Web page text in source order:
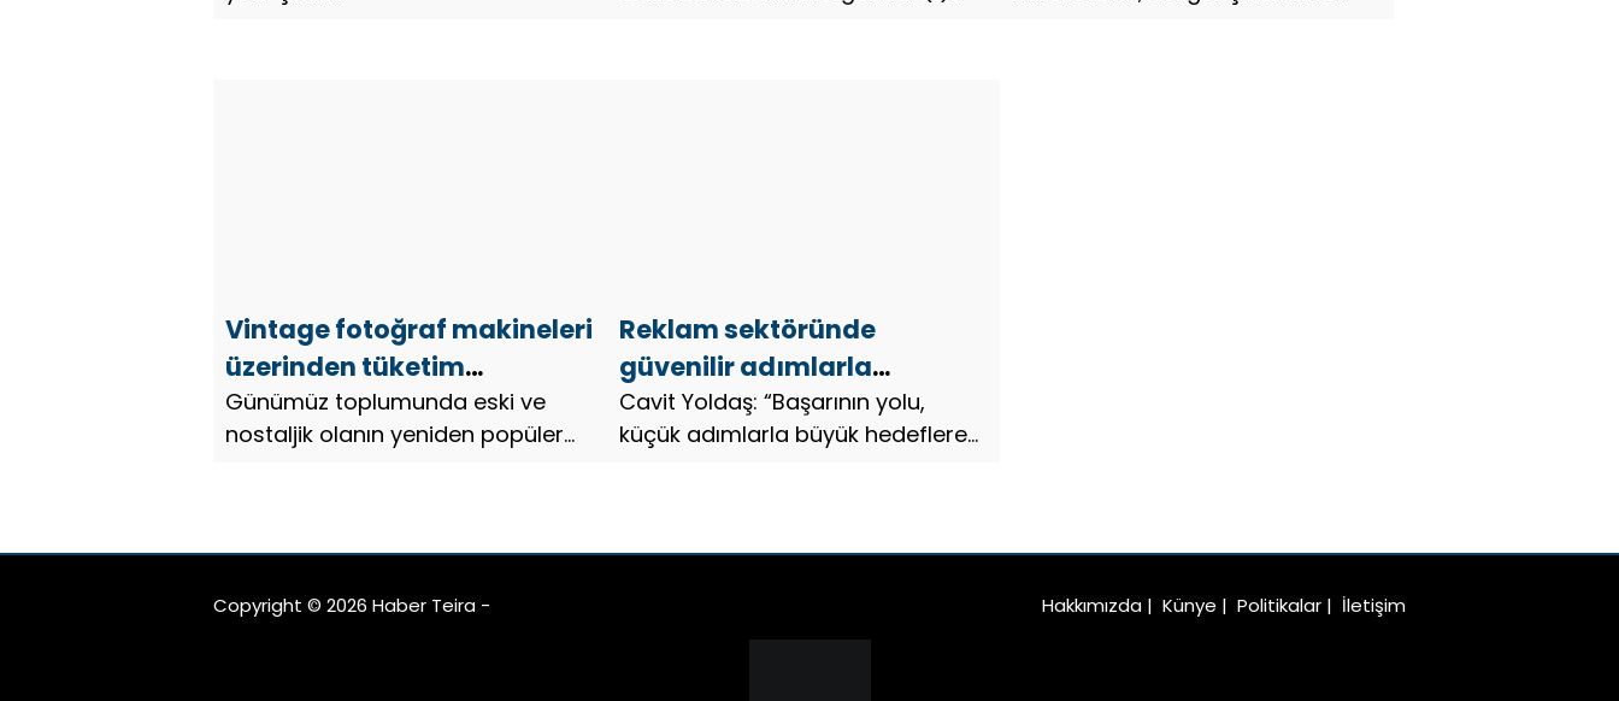
Vintage fotoğraf makineleri
üzerinden tüketim
kültürüne bakış
Günümüz toplumunda eski ve
nostaljik olanın yeniden popüler
dikkat çekiyor. Vintage fotoğraf
makinelerini...
Reklam sektöründe
güvenilir adımlarla
ilerleyen vizyoner bir isim
Cavit Yoldaş
Cavit Yoldaş: “Başarının yolu,
küçük adımlarla büyük hedeflere
Copyright © 2026 Haber Teira - Hakkımızda | Künye | Politikalar | İletişim